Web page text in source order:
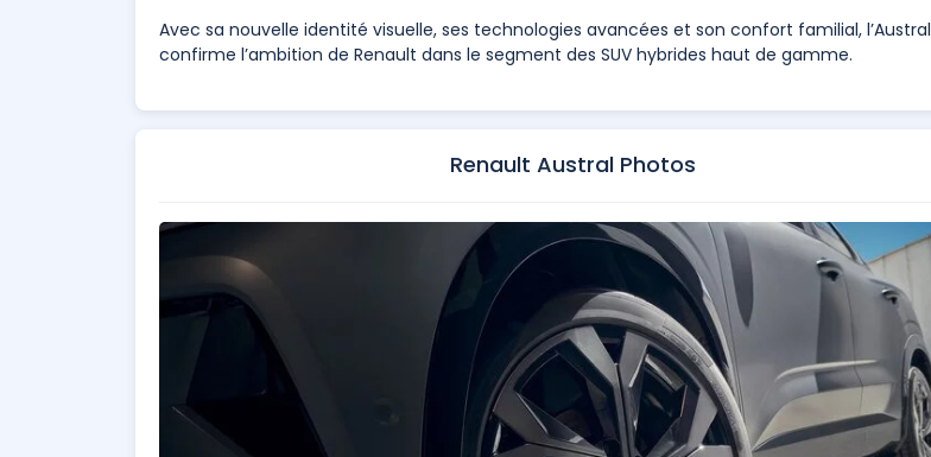
Avec sa nouvelle identité visuelle, ses technologies avancées et son confort familial, l’Austral
confirme l’ambition de Renault dans le segment des SUV hybrides haut de gamme.
Renault Austral Photos